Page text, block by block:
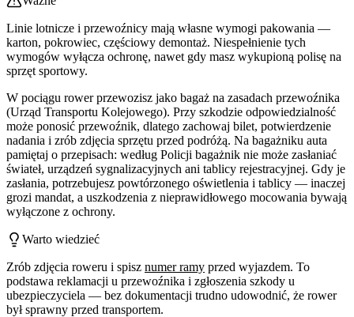
Linie lotnicze i przewoźnicy mają własne wymogi pakowania —
karton, pokrowiec, częściowy demontaż. Niespełnienie tych
wymogów wyłącza ochronę, nawet gdy masz wykupioną polisę na
sprzęt sportowy.
W pociągu rower przewozisz jako bagaż na zasadach przewoźnika
(Urząd Transportu Kolejowego). Przy szkodzie odpowiedzialność
może ponosić przewoźnik, dlatego zachowaj bilet, potwierdzenie
nadania i zrób zdjęcia sprzętu przed podróżą. Na bagażniku auta
pamiętaj o przepisach: według Policji bagażnik nie może zasłaniać
świateł, urządzeń sygnalizacyjnych ani tablicy rejestracyjnej. Gdy je
zasłania, potrzebujesz powtórzonego oświetlenia i tablicy — inaczej
grozi mandat, a uszkodzenia z nieprawidłowego mocowania bywają
wyłączone z ochrony.
Warto wiedzieć
Zrób zdjęcia roweru i spisz numer ramy przed wyjazdem. To
podstawa reklamacji u przewoźnika i zgłoszenia szkody u
ubezpieczyciela — bez dokumentacji trudno udowodnić, że rower
był sprawny przed transportem.